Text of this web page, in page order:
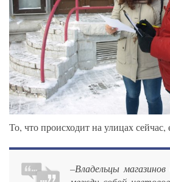
То, что происходит на улицах
–Владельцы